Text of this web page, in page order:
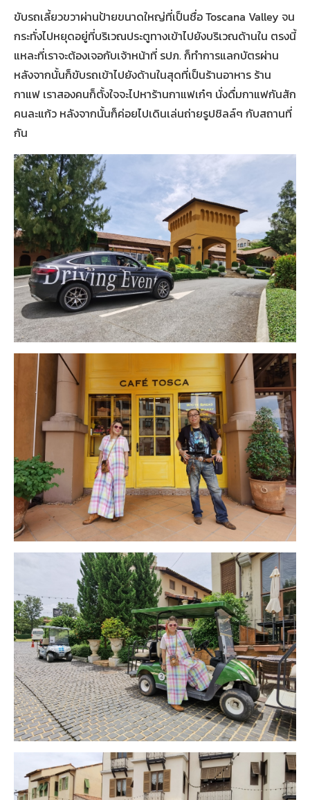
ขับรถเลี้ยวขวาผ่านป้ายขนาดใหญ่ที่เป็นชื่อ Toscana Valley จน
กระทั่งไปหยุดอยู่ที่บริเวณประตูทางเข้าไปยังบริเวณด้านใน ตรงนี้
แหละที่เราจะต้องเจอกับเจ้าหน้าที่ รปภ. ก็ทำการแลกบัตรผ่าน
หลังจากนั้นก็ขับรถเข้าไปยังด้านในสุดที่เป็นร้านอาหาร ร้าน
กาแฟ เราสองคนก็ตั้งใจจะไปหาร้านกาแฟเก๋ๆ นั่งดื่มกาแฟกันสัก
คนละแก้ว หลังจากนั้นก็ค่อยไปเดินเล่นถ่ายรูปชิลล์ๆ กับสถานที่
กัน